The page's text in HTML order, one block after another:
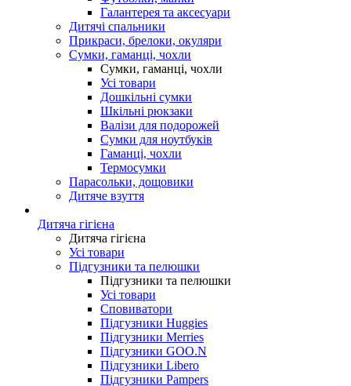
Галантерея та аксесуари
Дитячі спальники
Прикраси, брелоки, окуляри
Сумки, гаманці, чохли
Сумки, гаманці, чохли
Усі товари
Дошкільні сумки
Шкільні рюкзаки
Валізи для подорожей
Сумки для ноутбуків
Гаманці, чохли
Термосумки
Парасольки, дощовики
Дитяче взуття
Дитяча гігієна
Дитяча гігієна
Усі товари
Підгузники та пелюшки
Підгузники та пелюшки
Усі товари
Сповиватори
Підгузники Huggies
Підгузники Merries
Підгузники GOO.N
Підгузники Libero
Підгузники Pampers